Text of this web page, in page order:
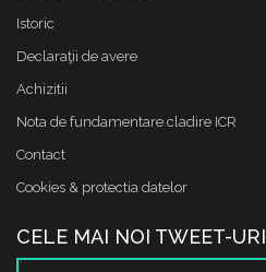
Istoric
Declaraţii de avere
Achizitii
Nota de fundamentare cladire ICR
Contact
Cookies & protectia datelor
CELE MAI NOI TWEET-URI